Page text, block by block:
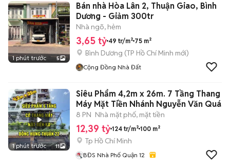
1 phút trước 5
Bán nhà Hòa Lân 2, Thuận Giao, Bình
Dương - Giảm 300tr
Nhà ngõ, hẻm
3,65 tỷ 49 tr/m² 75 m²
Bình Dương (TP Hồ Chí Minh mới)
Cộng Đồng Nhà Đất
1 phút trước 11
Siêu Phẩm 4,2m x 26m. 7 Tầng Thang
Máy Mặt Tiền Nhánh Nguyễn Văn Quá
8 PN Nhà mặt phố, mặt tiền
12,39 tỷ 124 tr/m² 100 m²
Tp Hồ Chí Minh
BĐS Nhà Phố Quận 12